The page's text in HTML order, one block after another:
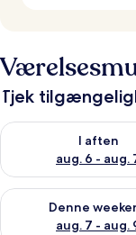
Tjek
I aften
aug. 6 - aug.
Tjek tilgængelighed
Denne
aug. 7 - aug.
Tjek tilgængelighed